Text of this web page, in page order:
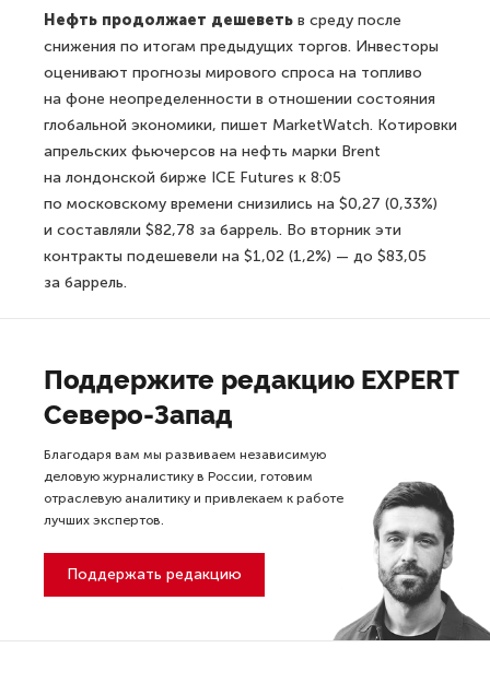
Нефть продолжает дешеветь в среду после
снижения по итогам предыдущих торгов. Инвесторы
оценивают прогнозы мирового спроса на топливо
на фоне неопределенности в отношении состояния
глобальной экономики, пишет MarketWatch. Котировки
апрельских фьючерсов на нефть марки Brent
на лондонской бирже ICE Futures к 8:05
по московскому времени снизились на $0,27 (0,33%)
и составляли $82,78 за баррель. Во вторник эти
контракты подешевели на $1,02 (1,2%) — до $83,05
за баррель.
Поддержите редакцию EXPERT
Северо-Запад
Благодаря вам мы развиваем независимую
деловую журналистику в России, готовим
отраслевую аналитику и привлекаем к работе
лучших экспертов.
Поддержать редакцию